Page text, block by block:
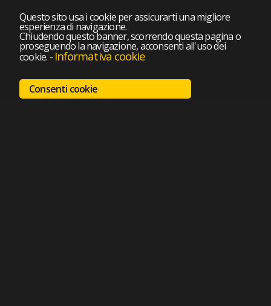
Questo sito usa i cookie per assicurarti una migliore
esperienza di navigazione.
Chiudendo questo banner, scorrendo questa pagina o
proseguendo la navigazione, acconsenti all'uso dei
cookie. - Informativa cookie
Consenti cookie